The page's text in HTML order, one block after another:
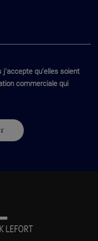
j'accepte qu'elles soient
commerciale qui